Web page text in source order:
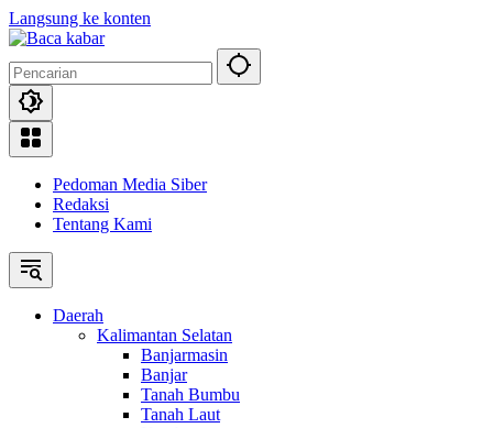
Langsung ke konten
Pedoman Media Siber
Redaksi
Tentang Kami
Daerah
Kalimantan Selatan
Banjarmasin
Banjar
Tanah Bumbu
Tanah Laut